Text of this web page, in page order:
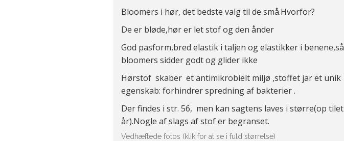
Bloomers i hør, det bedste valg til de små.Hvorfor?
De er bløde,hør er let stof og den ånder
God pasform,bred elastik i taljen og elastikker i benene,så
bloomers sidder godt og glider ikke
Hørstof skaber et antimikrobielt miljø ,stoffet jar et unik
egenskab: forhindrer spredning af bakterier .
Der findes i str. 56, men kan sagtens laves i større(op tilet
år).Nogle af slags af stof er begranset.
Vedhæftede fotos (klik for at se i fuld størrelse)